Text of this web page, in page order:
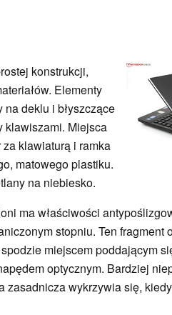
konstrukcji,
Elementy
deklu i błyszczące
klawiszami. Miejsca
klawiaturą i ramka
matowego plastiku.
na niebiesko.
ma właściwości
stopniu. Ten fragment
miejscem poddającym
optycznym. Bardziej
zasadnicza wykrzywia się,